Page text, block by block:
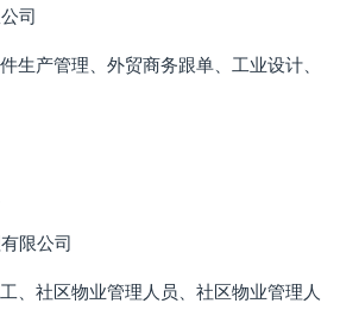
司
生产管理、外贸商务跟单、工业设计、
限公司
、社区物业管理人员、社区物业管理人